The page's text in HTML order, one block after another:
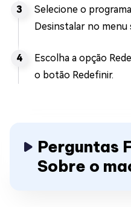
Selecione o
Desinstalar no menu
Escolha a opção
o botão Redefinir.
Perguntas
Sobre o